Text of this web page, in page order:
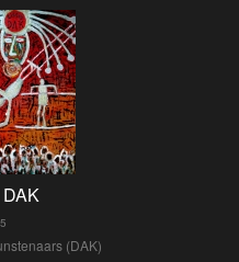
(DAK)